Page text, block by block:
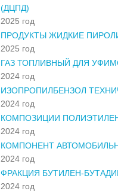
(ДЦПД)
2025 год
ПРОДУКТЫ ЖИДКИЕ
2025 год
ГАЗ ТОПЛИВНЫЙ ДЛЯ
2024 год
ИЗОПРОПИЛБЕНЗОЛ
2024 год
КОМПОЗИЦИИ
2024 год
КОМПОНЕНТ
2024 год
ФРАКЦИЯ БУТИЛЕН-
2024 год